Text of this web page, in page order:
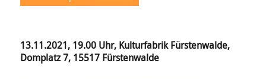
13.11.2021, 19.00 Uhr, Kulturfabrik Fürstenwalde,
Domplatz 7, 15517 Fürstenwalde